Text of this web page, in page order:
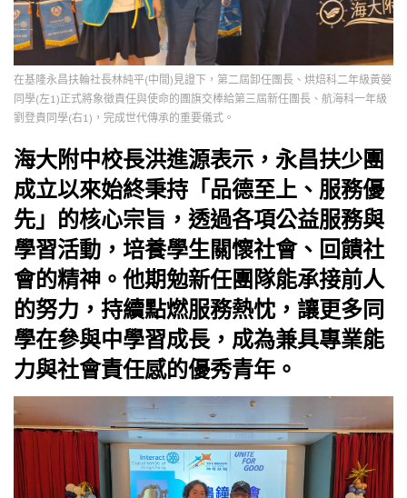
在基隆永昌扶輪社長林純平(中間)見證下，第二屆卸任團長、烘焙科二年級黃嫈
同學(左1)正式將象徵責任與使命的團旗交棒給第三屆新任團長、航海科一年級
劉登貴同學(右1)，完成世代傳承的重要儀式。
海大附中校長洪進源表示，永昌扶少團
成立以來始終秉持「品德至上、服務優
先」的核心宗旨，透過各項公益服務與
學習活動，培養學生關懷社會、回饋社
會的精神。他期勉新任團隊能承接前人
的努力，持續點燃服務熱忱，讓更多同
學在參與中學習成長，成為兼具專業能
力與社會責任感的優秀青年。